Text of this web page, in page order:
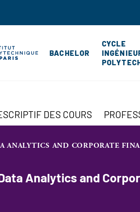
BACHELOR
CYCLE
DES COURS
ANALYTICS AND CORPORATE
Analytics and